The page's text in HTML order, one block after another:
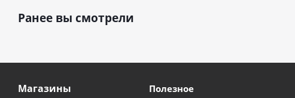
Ранее вы смотрели
Магазины
Полезное